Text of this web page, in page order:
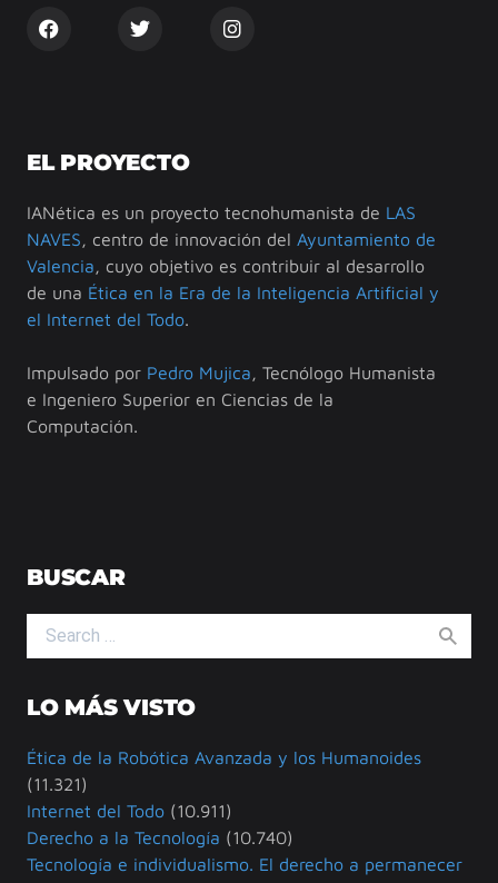
EL PROYECTO
IANética es un proyecto tecnohumanista de LAS
NAVES, centro de innovación del Ayuntamiento de
Valencia, cuyo objetivo es contribuir al desarrollo
de una Ética en la Era de la Inteligencia Artificial y
el Internet del Todo.
Impulsado por Pedro Mujica, Tecnólogo Humanista
e Ingeniero Superior en Ciencias de la
Computación.
BUSCAR
Search for:
LO MÁS VISTO
Ética de la Robótica Avanzada y los Humanoides
(11.321)
Internet del Todo (10.911)
Derecho a la Tecnología (10.740)
Tecnología e individualismo. El derecho a permanecer